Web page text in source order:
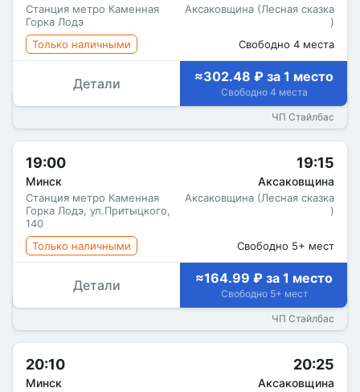
Станция метро Каменная
Горка Лодэ
Аксаковщина (Лесная сказка
)
Только наличными
Свободно 4 места
Детали ≈302.48 ₽ за 1 место
Свободно 4 места
ЧП Стайлбас
19:00
Минск
Станция метро Каменная
Горка Лодэ, ул.Притыцкого,
140
19:15
Аксаковщина
Аксаковщина (Лесная сказка
)
Только наличными Свободно 5+ мест
Детали ≈164.99 ₽ за 1 место
Свободно 5+ мест
ЧП Стайлбас
20:10
Минск
20:25
Аксаковщина